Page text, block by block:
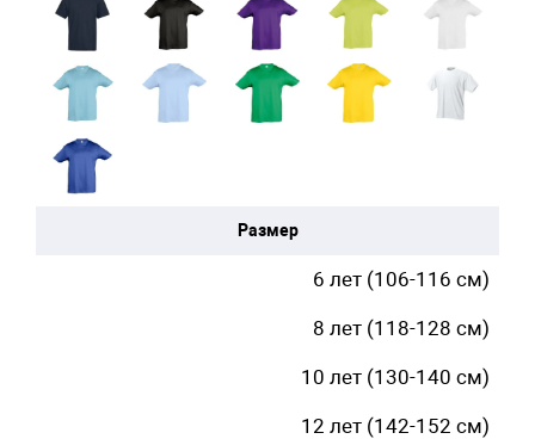
Размер
6 лет (106-116 см)
8 лет (118-128 см)
10 лет (130-140 см)
12 лет (142-152 см)